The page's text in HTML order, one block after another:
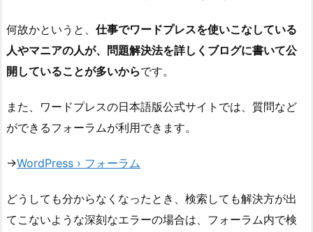
何故かというと、 仕事でワードプレスを使いこなしている
人やマニアの人が、問題解決法を詳しくブログに書いて公
開していることが多いからです。
また、ワードプレスの日本語版公式サイトでは、質問など
ができるフォーラムが利用できます。
→WordPress › フォーラム
どうしても分からなくなったとき、検索しても解決方が出
てこないような深刻なエラーの場合は、フォーラム内で検